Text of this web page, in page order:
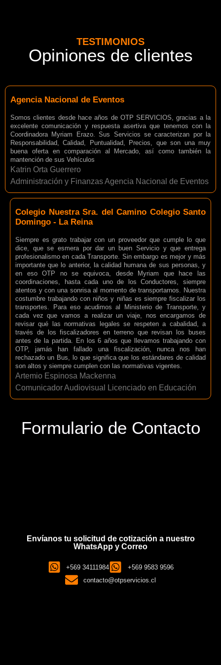
TESTIMONIOS
Opiniones de clientes
Agencia Nacional de Eventos
Somos clientes desde hace años de OTP SERVICIOS, gracias a la
excelente comunicación y respuesta asertiva que tenemos con la
Coordinadora Myriam Erazo. Sus Servicios se caracterizan por la
Responsabilidad, Calidad, Puntualidad, Precios, que son una muy
buena oferta en comparación al Mercado, así como también la
mantención de sus Vehículos
Katrin Orta Guerrero
Administración y Finanzas Agencia Nacional de Eventos
Colegio Nuestra Sra. del Camino Colegio Santo
Domingo - La Reina
Siempre es grato trabajar con un proveedor que cumple lo que
dice, que se esmera por dar un buen Servicio y que entrega
profesionalismo en cada Transporte. Sin embargo es mejor y más
importante que lo anterior, la calidad humana de sus personas, y
en eso OTP no se equivoca, desde Myriam que hace las
coordinaciones, hasta cada uno de los Conductores, siempre
atentos y con una sonrisa al momento de transportarnos. Nuestra
costumbre trabajando con niños y niñas es siempre fiscalizar los
transportes. Para eso acudimos al Ministerio de Transporte, y
cada vez que vamos a realizar un viaje, nos encargamos de
revisar qué las normativas legales se respeten a cabalidad, a
través de los fiscalizadores en terreno que revisan los buses
antes de la partida. En los 6 años que llevamos trabajando con
OTP, jamás han fallado una fiscalización, nunca nos han
rechazado un Bus, lo que significa que los estándares de calidad
son altos y siempre cumplen con las normativas vigentes.
Artemio Espinosa Mackenna
Comunicador Audiovisual Licenciado en Educación
Formulario de Contacto
Envíanos tu solicitud de cotización a nuestro
WhatsApp y Correo
+569 34111984
+569 9583 9596
contacto@otpservicios.cl